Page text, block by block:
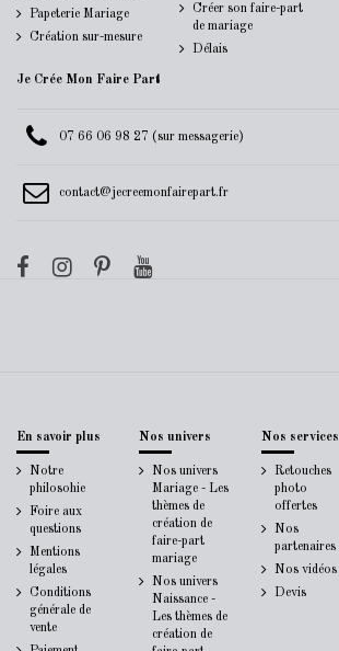
Papeterie Mariage
Création sur-mesure
Créer son faire-part
de mariage
Délais
Je Crée Mon Faire Part
07 66 06 98 27 (sur messagerie)
contact@jecreemonfairepart.fr
En savoir plus
Notre
philosohie
Foire aux
questions
Mentions
légales
Conditions
générale de
vente
Nos univers
Nos univers
Mariage - Les
thèmes de
création de
faire-part
mariage
Nos univers
Naissance -
Les thèmes de
création de
Nos services
Retouches
photo
offertes
Nos
partenaires
Nos vidéos
Devis